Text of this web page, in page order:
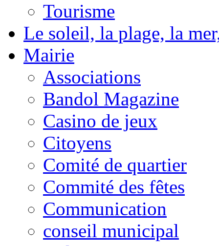
Tourisme
Le soleil, la plage, la
Mairie
Associations
Bandol Magazine
Casino de jeux
Citoyens
Comité de quartier
Commité des fêtes
Communication
conseil municipal